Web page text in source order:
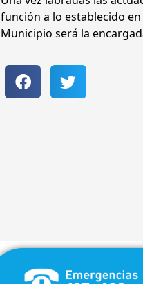
función a lo establecido
Municipio será la